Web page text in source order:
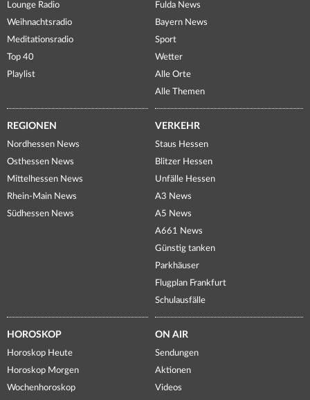
Lounge Radio
Weihnachtsradio
Meditationsradio
Top 40
Playlist
Fulda News
Bayern News
Sport
Wetter
Alle Orte
Alle Themen
REGIONEN
Nordhessen News
Osthessen News
Mittelhessen News
Rhein-Main News
Südhessen News
VERKEHR
Staus Hessen
Blitzer Hessen
Unfälle Hessen
A3 News
A5 News
A661 News
Günstig tanken
Parkhäuser
Flugplan Frankfurt
Schulausfälle
HOROSKOP
Horoskop Heute
Horoskop Morgen
Wochenhoroskop
ON AIR
Sendungen
Aktionen
Videos